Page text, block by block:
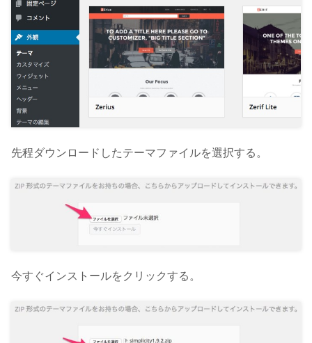
先程ダウンロードしたテーマファイルを選択する。
今すぐインストールをクリックする。